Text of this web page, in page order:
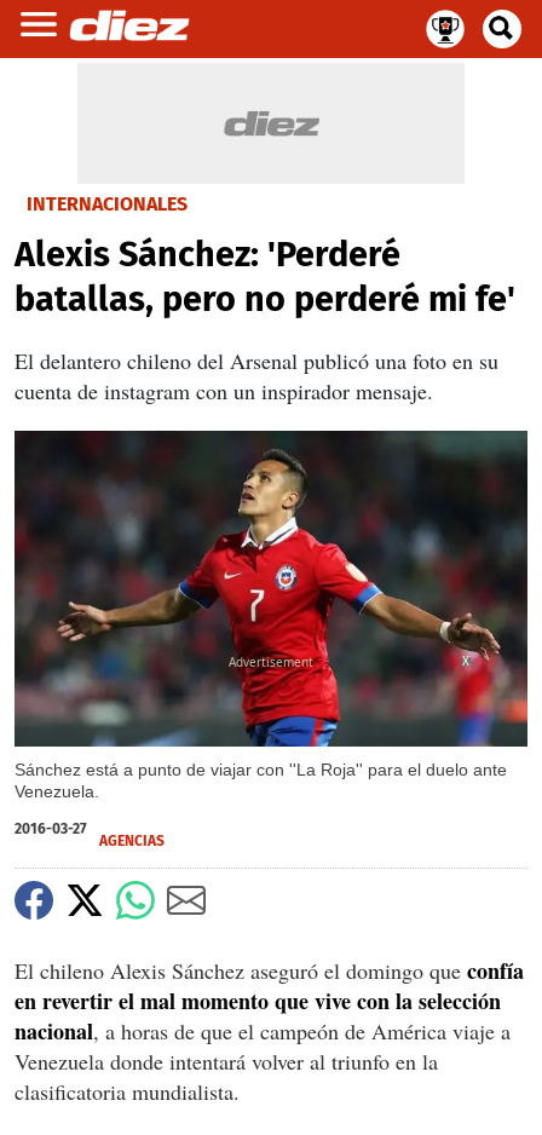
INTERNACIONALES
Alexis Sánchez: 'Perderé
batallas, pero no perderé mi fe'
El delantero chileno del Arsenal publicó una foto en su
cuenta de instagram con un inspirador mensaje.
Sánchez está a punto de viajar con ''La Roja'' para el duelo ante
Venezuela.
X
2016-03-27
AGENCIAS
El chileno Alexis Sánchez aseguró el domingo que confía
en revertir el mal momento que vive con la selección
nacional, a horas de que el campeón de América viaje a
Venezuela donde intentará volver al triunfo en la
clasificatoria mundialista.